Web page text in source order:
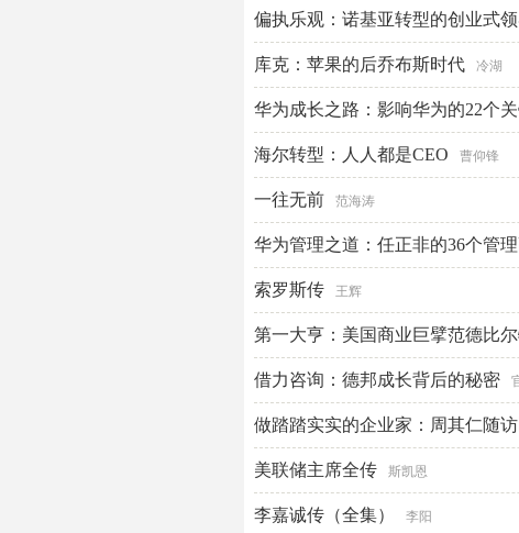
偏执乐观：诺基亚转型的创业式
库克：苹果的后乔布斯时代 冷湖
华为成长之路：影响华为的22个
海尔转型：人人都是CEO 曹仰锋
一往无前 范海涛
华为管理之道：任正非的36个管
索罗斯传 王辉
第一大亨：美国商业巨擘范德比
斯泰尔斯
借力咨询：德邦成长背后的秘密
做踏踏实实的企业家：周其仁随
美联储主席全传 斯凯恩
李嘉诚传（全集） 李阳